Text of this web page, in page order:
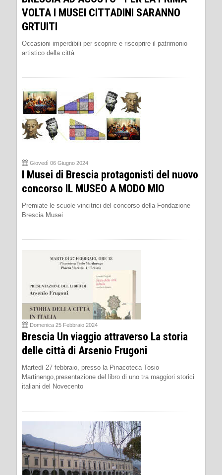
VOLTA I MUSEI CITTADINI SARANNO
GRTUITI
Occasioni imperdibili per scoprire e riscoprire il patrimonio
artistico della città
Giovedì 06 Giugno 2024
I Musei di Brescia protagonisti del nuovo
concorso IL MUSEO A MODO MIO
Premiate le scuole vincitrici del concorso della Fondazione
Brescia Musei
Domenica 25 Febbraio 2024
Brescia Un viaggio attraverso La storia
delle città di Arsenio Frugoni
Martedì 27 febbraio, presso la Pinacoteca Tosio
Martinengo,presentazione del libro di uno tra maggiori storici
italiani del Novecento